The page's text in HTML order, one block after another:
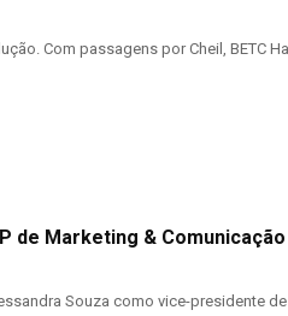
Com passagens por Cheil, BETC
de Marketing & Comunicação
Souza como vice-presidente